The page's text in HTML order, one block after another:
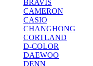
BRAVIS
CAMERON
CASIO
CHANGHONG
CORTLAND
D-COLOR
DAEWOO
DENN